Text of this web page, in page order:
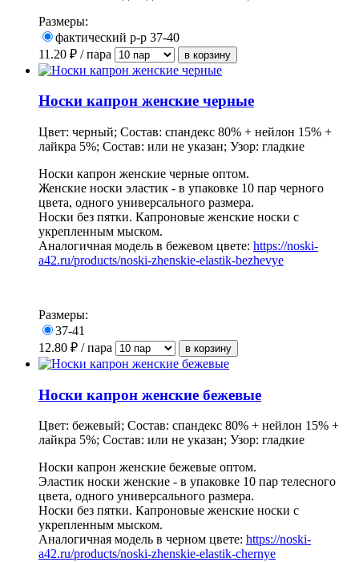
Размеры:
фактический р-р 37-40
11.20 ₽ / пара
Носки капрон женские черные
Цвет: черный; Состав: спандекс 80% + нейлон 15% +
лайкра 5%; Состав: или не указан; Узор: гладкие
Носки капрон женские черные оптом.
Женские носки эластик - в упаковке 10 пар черного
цвета, одного универсального размера.
Носки без пятки. Капроновые женские носки с
укрепленным мыском.
Аналогичная модель в бежевом цвете: https://noski-
a42.ru/products/noski-zhenskie-elastik-bezhevye
Размеры:
37-41
12.80 ₽ / пара
Носки капрон женские бежевые
Цвет: бежевый; Состав: спандекс 80% + нейлон 15% +
лайкра 5%; Состав: или не указан; Узор: гладкие
Носки капрон женские бежевые оптом.
Эластик носки женские - в упаковке 10 пар телесного
цвета, одного универсального размера.
Носки без пятки. Капроновые женские носки с
укрепленным мыском.
Аналогичная модель в черном цвете: https://noski-
a42.ru/products/noski-zhenskie-elastik-chernye